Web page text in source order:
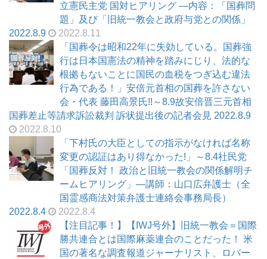
立憲民主党 国対ヒアリング ―内容：「国葬問
題」及び「旧統一教会と政府与党との関係」
2022.8.9
2022.8.11
「国葬令は昭和22年に失効している。国葬強
行は日本国憲法の精神を踏みにじり、法的な
根拠もないことに国民の血税をつぎ込む違法
行為である！」安倍元首相の国葬を許さない
会・代表 藤田高景氏!!～8.9故安倍晋三元首相
国葬差止等請求訴訟裁判 訴状提出後の記者会見 2022.8.9
2022.8.10
「下村氏の大臣としての指示がなければ名称
変更の認証はあり得なかった!」～8.4社民党
「国葬反対！ 政治と旧統一教会の関係解明チ
ームヒアリング」―講師：山口広弁護士（全
国霊感商法対策弁護士連絡会事務局長）
2022.8.4
2022.8.4
【注目記事！】【IWJ号外】旧統一教会＝国際
勝共連合とは国際麻薬連合のことだった！ 米
国の著名な調査報道ジャーナリスト、ロバー